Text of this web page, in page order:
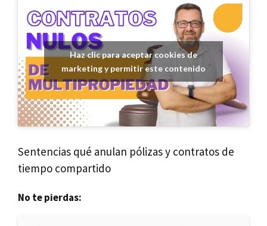
Haz clic para aceptar cookies de
marketing y permitir este contenido
Sentencias qué anulan pólizas y contratos de
tiempo compartido
No te pierdas: